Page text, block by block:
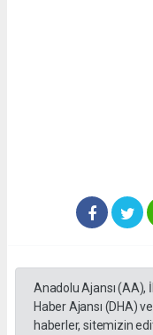
Anadolu Ajansı (AA),
Haber Ajansı (DHA)
haberler, sitemizin